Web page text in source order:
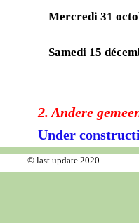
Mercredi 31
Samedi 15
2. Andere
Under
© last update 2020..